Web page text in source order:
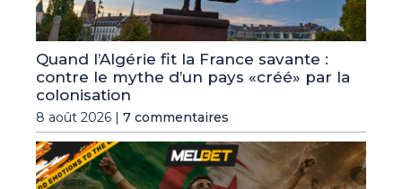
Quand l’Algérie fit la France savante :
contre le mythe d’un pays «créé» par la
colonisation
8 août 2026 | 7 commentaires